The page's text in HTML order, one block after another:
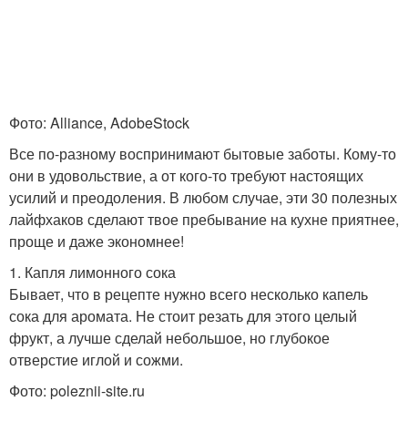
Фото: Alliance, AdobeStock
Все по-разному воспринимают бытовые заботы. Кому-то
они в удовольствие, а от кого-то требуют настоящих
усилий и преодоления. В любом случае, эти 30 полезных
лайфхаков сделают твое пребывание на кухне приятнее,
проще и даже экономнее!
1. Капля лимонного сока
Бывает, что в рецепте нужно всего несколько капель
сока для аромата. Не стоит резать для этого целый
фрукт, а лучше сделай небольшое, но глубокое
отверстие иглой и сожми.
Фото: poleznii-site.ru